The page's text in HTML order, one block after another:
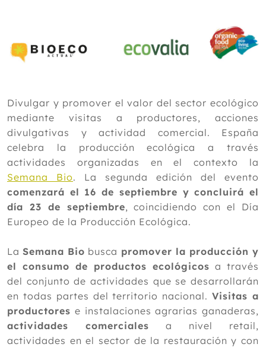
Divulgar y promover el valor del sector ecológico
mediante visitas a productores, acciones
divulgativas y actividad comercial. España
celebra la producción ecológica a través
actividades organizadas en el contexto la
Semana Bio. La segunda edición del evento
comenzará el 16 de septiembre y concluirá el
día 23 de septiembre, coincidiendo con el Día
Europeo de la Producción Ecológica.
LaSemana Bio busca promover la producción y
el consumo de productos ecológicos a través
del conjunto de actividades que se desarrollarán
en todas partes del territorio nacional.Visitas a
productores e instalaciones agrarias ganaderas,
actividades comerciales a nivel retail,
actividades en el sector de la restauración y con